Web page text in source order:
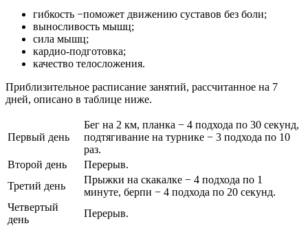
гибкость −поможет движению суставов без боли;
выносливость мышц;
сила мышц;
кардио-подготовка;
качество телосложения.
Приблизительное расписание занятий, рассчитанное на 7
дней, описано в таблице ниже.
Первый день
Бег на 2 км, планка − 4 подхода по 30 секунд,
подтягивание на турнике − 3 подхода по 10
раз.
Второй день
Перерыв.
Третий день
Прыжки на скакалке − 4 подхода по 1
минуте, берпи − 4 подхода по 20 секунд.
Четвертый
день
Перерыв.